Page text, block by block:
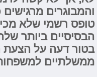
והמבוגרים
טופס רשמי שלא
הבסיסיים ביותר
בטור דעה על
ממשלתיים למשפחות